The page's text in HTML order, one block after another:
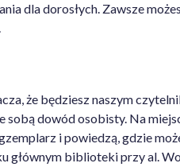
dla dorosłych. Zawsze
że będziesz naszym
dowód osobisty. Na
i powiedzą, gdzie
biblioteki przy al.